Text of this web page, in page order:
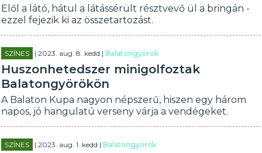
Elől a látó, hátul a látássérült résztvevő ül a bringán -
ezzel fejezik ki az összetartozást.
SZÍNES | 2023. aug. 8. kedd |Balatongyörök
Huszonhetedszer minigolfoztak
Balatongyörökön
A Balaton Kupa nagyon népszerű, hiszen egy három
napos, jó hangulatú verseny várja a vendégeket.
SZÍNES | 2023. aug. 1. kedd |Balatongyörök